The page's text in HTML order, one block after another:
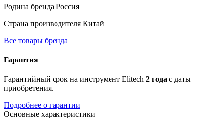
Родина бренда Россия
Страна производителя Китай
Все товары бренда
Гарантия
Гарантийный срок на инструмент Elitech 2 года с даты
приобретения.
Подробнее о гарантии
Основные характеристики